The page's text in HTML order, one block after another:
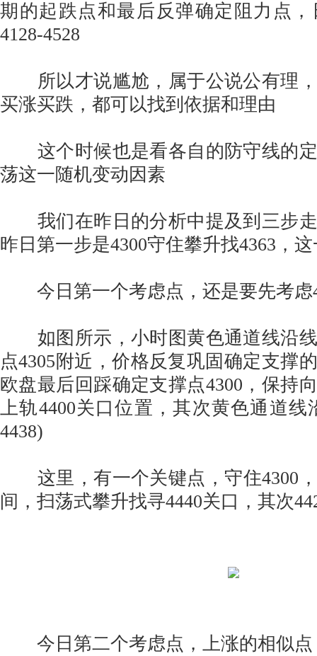
期的起跌点和最后反弹确定阻力点
4128-4528
所以才说尴尬，属于公说公有理，
买涨买跌，都可以找到依据和理由
这个时候也是看各自的防守线的定
荡这一随机变动因素
我们在昨日的分析中提及到三步走
昨日第一步是4300守住攀升找4363，
今日第一个考虑点，还是要先考虑
如图所示，小时图黄色通道线沿线
点4305附近，价格反复巩固确定支撑
欧盘最后回踩确定支撑点4300，保持
上轨4400关口位置，其次黄色通道线
4438)
这里，有一个关键点，守住4300
间，扫荡式攀升找寻4440关口，其次
今日第二个考虑点，上涨的相似点